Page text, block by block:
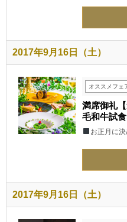
2017年9月16日（土）
オススメフェ
満席御礼
毛和牛試
お正月に
2017年9月16日（土）